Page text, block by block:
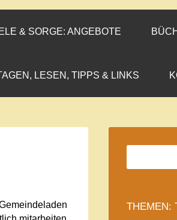
& SORGE: ANGEBOTE
LESEN, TIPPS & LINKS
THEMEN: